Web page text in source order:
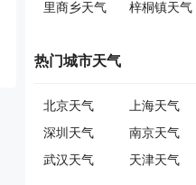
里商乡天气
梓桐镇天气
热门城市天气
北京天气 上海天气
深圳天气
南京天气
武汉天气
天津天气